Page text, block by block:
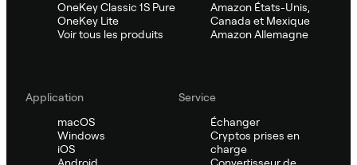
OneKey Classic 1S Pure
OneKey Lite
Voir tous les produits
Amazon États-Unis,
Canada et Mexique
Amazon Allemagne
Application
macOS
Windows
iOS
Service
Échanger
Cryptos prises en
charge